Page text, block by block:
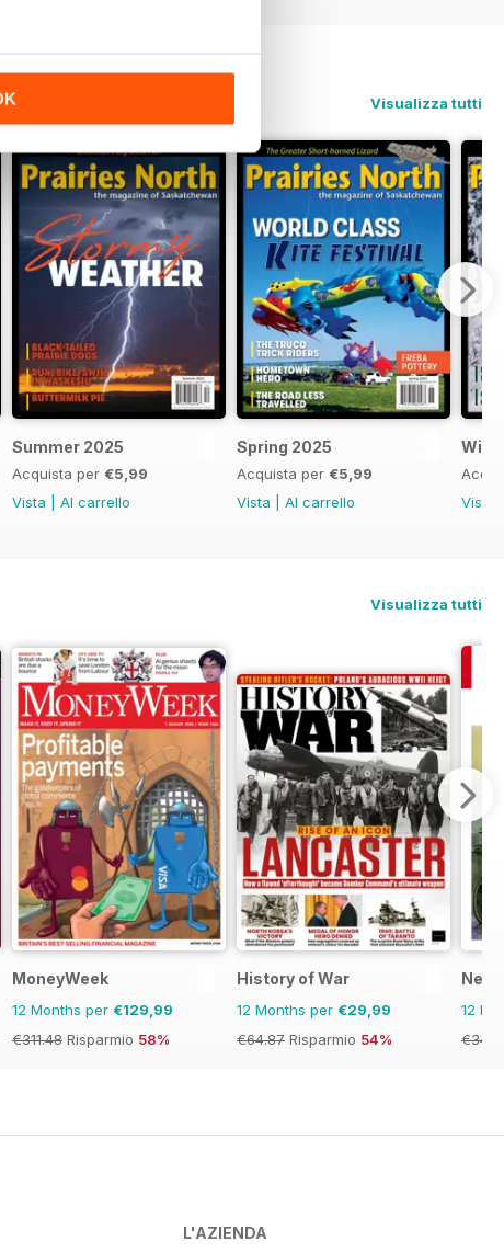
Visualizza tutti
Summer 2025
Acquista per €5,99
Vista
Al carrello
Spring 2025
Acquista per €5,99
Vista
Al carrello
Vista
Visualizza tutti
MoneyWeek
12 Months per €129,99
€311.48 Risparmio 58%
History of War
12 Months per €29,99
€64.87 Risparmio 54%
New
12
L'AZIENDA